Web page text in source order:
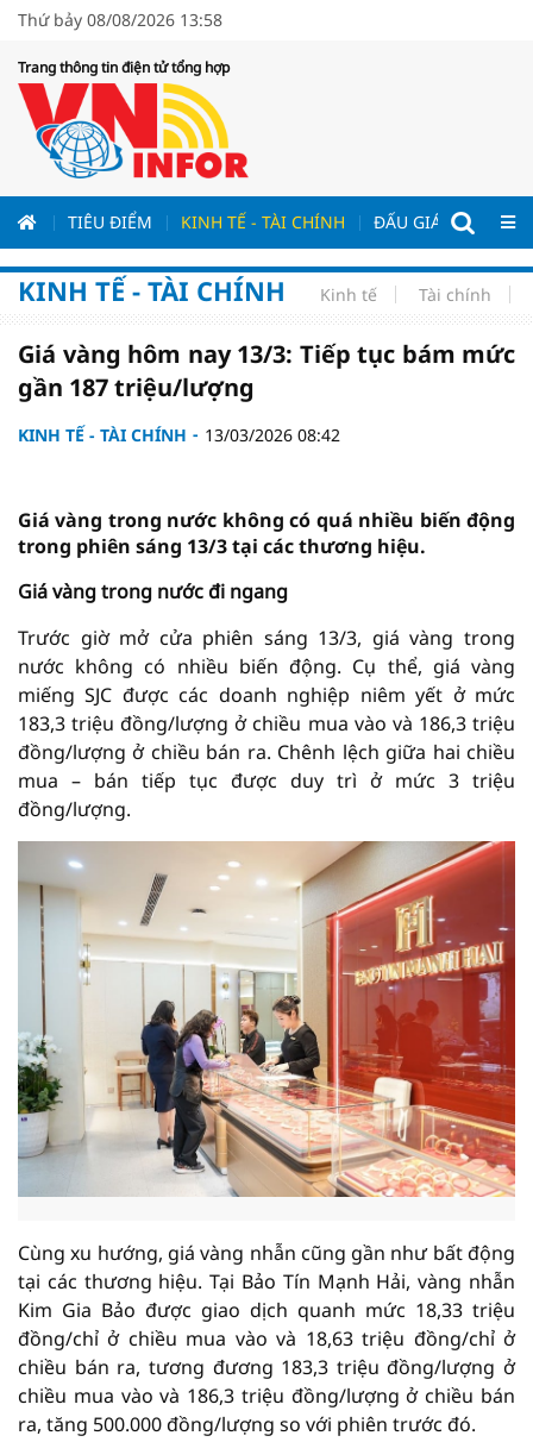
Thứ bảy 08/08/2026 13:58
Trang thông tin điện tử tổng hợp
TIÊU ĐIỂM KINH TẾ - TÀI CHÍNH ĐẤU GIÁ - ĐẤU
KINH TẾ - TÀI CHÍNH Kinh tế Tài chính
Giá vàng hôm nay 13/3: Tiếp tục bám mức
gần 187 triệu/lượng
KINH TẾ - TÀI CHÍNH 13/03/2026 08:42
Giá vàng trong nước không có quá nhiều biến động
trong phiên sáng 13/3 tại các thương hiệu.
Giá vàng trong nước đi ngang
Trước giờ mở cửa phiên sáng 13/3, giá vàng trong
nước không có nhiều biến động. Cụ thể, giá vàng
miếng SJC được các doanh nghiệp niêm yết ở mức
183,3 triệu đồng/lượng ở chiều mua vào và 186,3 triệu
đồng/lượng ở chiều bán ra. Chênh lệch giữa hai chiều
mua – bán tiếp tục được duy trì ở mức 3 triệu
đồng/lượng.
Cùng xu hướng, giá vàng nhẫn cũng gần như bất động
tại các thương hiệu. Tại Bảo Tín Mạnh Hải, vàng nhẫn
Kim Gia Bảo được giao dịch quanh mức 18,33 triệu
đồng/chỉ ở chiều mua vào và 18,63 triệu đồng/chỉ ở
chiều bán ra, tương đương 183,3 triệu đồng/lượng ở
chiều mua vào và 186,3 triệu đồng/lượng ở chiều bán
ra, tăng 500.000 đồng/lượng so với phiên trước đó.